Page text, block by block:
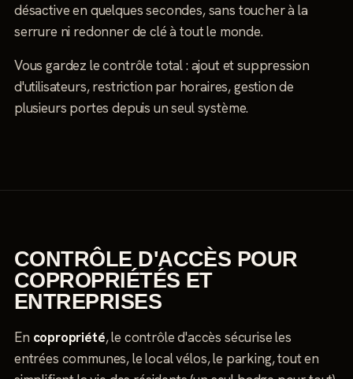
désactive en quelques secondes, sans toucher à la
serrure ni redonner de clé à tout le monde.
Vous gardez le contrôle total : ajout et suppression
d'utilisateurs, restriction par horaires, gestion de
plusieurs portes depuis un seul système.
CONTRÔLE D'ACCÈS POUR
COPROPRIÉTÉS ET
ENTREPRISES
En copropriété, le contrôle d'accès sécurise les
entrées communes, le local vélos, le parking, tout en